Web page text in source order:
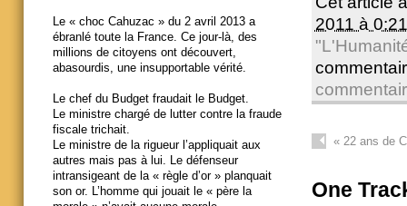
2011 à 0:21
«22 ans de
One
Le « choc Cahuzac » du 2 avril 2013 a
ébranlé toute la France. Ce jour-là, des
millions de citoyens ont découvert,
abasourdis, une insupportable vérité.
Le chef du Budget fraudait le Budget.
Le ministre chargé de lutter contre la fraude
fiscale trichait.
Le ministre de la rigueur l’appliquait aux
autres mais pas à lui. Le défenseur
intransigeant de la « règle d’or » planquait
son or. L’homme qui jouait le « père la